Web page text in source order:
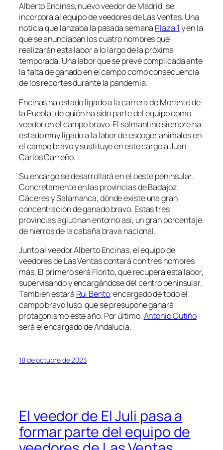
Alberto Encinas, nuevo veedor de Madrid, se
incorpora al equipo de veedores de Las Ventas. Una
noticia que lanzaba la pasada semana Plaza 1y en la
que se anunciaban los cuatro nombres que
realizarán esta labor a lo largo de la próxima
temporada. Una labor que se prevé complicada ante
la falta de ganado en el campo como consecuencia
de los recortes durante la pandemia.
Encinas ha estado ligado a la carrera de Morante de
la Puebla, de quién ha sido parte del equipo como
veedor en el campo bravo. El salmantino siempre ha
estado muy ligado a la labor de escoger animales en
el campo bravo y sustituye en este cargo a Juan
Carlos Carreño.
Su encargo se desarrollará en el oeste peninsular.
Concretamente en las provincias de Badajoz,
Cáceres y Salamanca, dónde existe una gran
concentración de ganado bravo. Estas tres
provincias aglutinan entorno así, un gran porcentaje
de hierros de la cabaña brava nacional.
Junto al veedor Alberto Encinas, el equipo de
veedores de Las Ventas contará con tres nombres
más. El primero será Florito, que recupera esta labor,
supervisando y encargándose del centro peninsular.
También estará Rui Bento, encargado de todo el
campo bravo luso, que se presupone ganará
protagonismo este año. Por último,Antonio Cutiño
será el encargado de Andalucía.
18 de octubre de 2023
El veedor de El Juli pasa a
formar parte del equipo de